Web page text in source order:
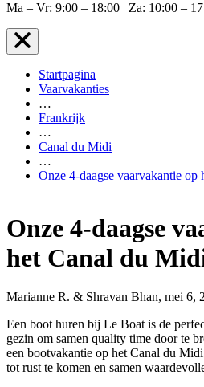
Ma – Vr: 9:00 – 18:00 | Za: 10:00 –
Startpagina
Vaarvakanties
…
Frankrijk
…
Canal du Midi
…
Onze 4‑daagse vaarvakantie
Onze 4‑daagse
het Canal du
Marianne R. & Shravan Bhan, mei 6,
Een boot huren bij Le Boat is de
gezin om samen quality time door te
een bootvakantie op het Canal du
tot rust te komen en samen